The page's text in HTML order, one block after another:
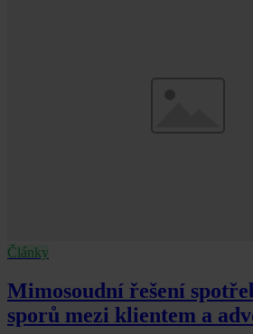
Články
Mimosoudní řešení
sporů mezi klientem a